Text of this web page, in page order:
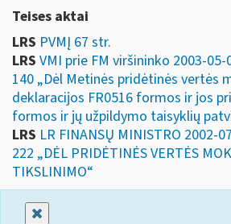
Teises aktai
LRS PVMĮ 67 str.
LRS VMI prie FM viršininko 2003-
140 „Dėl Metinės pridėtinės vertės
deklaracijos FR0516 formos ir jos
formos ir jų užpildymo taisyklių
LRS LR FINANSŲ MINISTRO 2002-
222 „DĖL PRIDĖTINĖS VERTĖS
TIKSLINIMO“